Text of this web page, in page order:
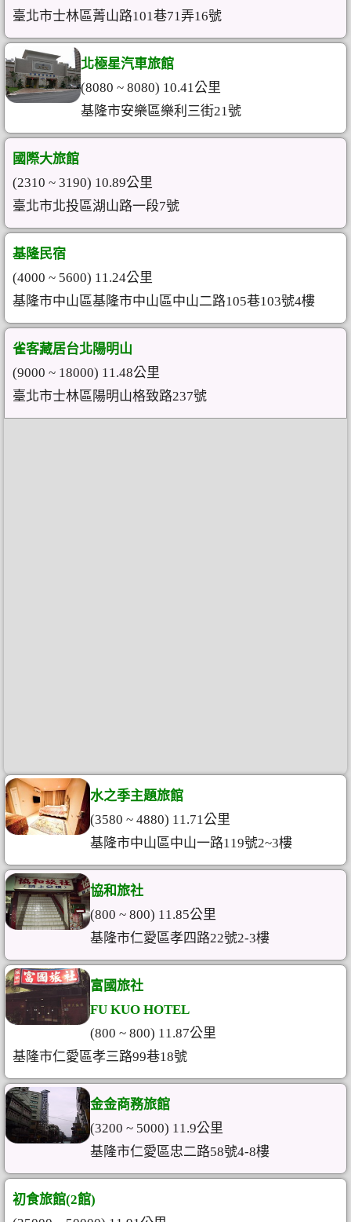
臺北市士林區菁山路101巷71弄16號
北極星汽車旅館
(8080 ~ 8080) 10.41公里
基隆市安樂區樂利三街21號
國際大旅館
(2310 ~ 3190) 10.89公里
臺北市北投區湖山路一段7號
基隆民宿
(4000 ~ 5600) 11.24公里
基隆市中山區基隆市中山區中山二路105巷103號4樓
雀客藏居台北陽明山
(9000 ~ 18000) 11.48公里
臺北市士林區陽明山格致路237號
水之季主題旅館
(3580 ~ 4880) 11.71公里
基隆市中山區中山一路119號2~3樓
協和旅社
(800 ~ 800) 11.85公里
基隆市仁愛區孝四路22號2-3樓
富國旅社
FU KUO HOTEL
(800 ~ 800) 11.87公里
基隆市仁愛區孝三路99巷18號
金金商務旅館
(3200 ~ 5000) 11.9公里
基隆市仁愛區忠二路58號4-8樓
初食旅館(2館)